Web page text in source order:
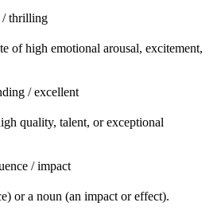
/ thrilling
of high emotional arousal, excitement,
/ excellent
quality, talent, or exceptional
/ impact
or a noun (an impact or effect).